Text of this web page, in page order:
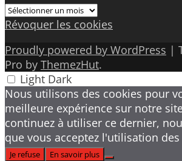
Archives
Révoquer les cookies
Proudly powered by WordPress |
Pro by ThemezHut.
Light Dark
Nous utilisons des cookies pour
meilleure expérience sur notre
continuez à utiliser ce dernier,
que vous acceptez l'utilisation
Je refuse
En savoir plus